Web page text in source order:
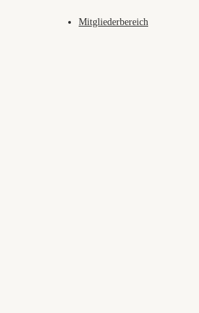
Mitgliederbereich